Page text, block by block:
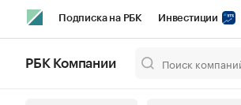
Подписка на РБК Инвестиции
РБК Компании